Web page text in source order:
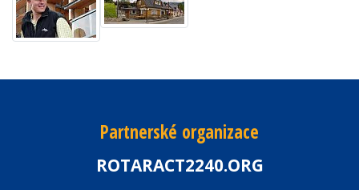
Partnerské organizace
ROTARACT2240.ORG